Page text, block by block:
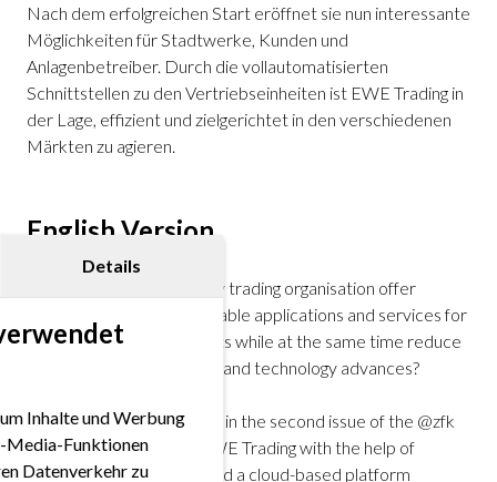
Details
Inhalte und Werbung
Media-Funktionen
Datenverkehr zu
Nach dem erfolgreichen Start eröffnet sie nun interessante
Möglichkeiten für Stadtwerke, Kunden und
Anlagenbetreiber. Durch die vollautomatisierten
Schnittstellen zu den Vertriebseinheiten ist EWE Trading in
der Lage, effizient und zielgerichtet in den verschiedenen
Märkten zu agieren.
English Version
How can a modern energy trading organisation offer
powerful, flexible and scalable applications and services for
internal and external clients while at the same time reduce
efforts for future updates and technology advances?
Read the article published in the second issue of the @zfk
magazine about how @EWE Trading with the help of
@FORRS has implemented a cloud-based platform